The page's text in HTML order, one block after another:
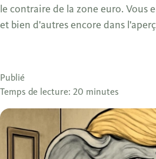
le contraire de la zone euro. Vous
et bien d'autres encore dans
Publié
Temps de lecture: 20 minutes